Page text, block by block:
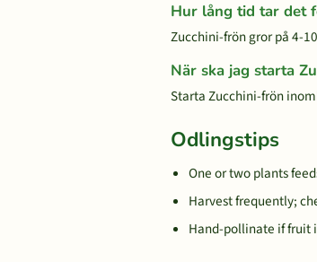
Hur lång tid tar det
Zucchini-frön gror på 4-
När ska jag starta
Starta Zucchini-frön
Odlingstips
One or two plants
Harvest frequently;
Hand-pollinate if fruit